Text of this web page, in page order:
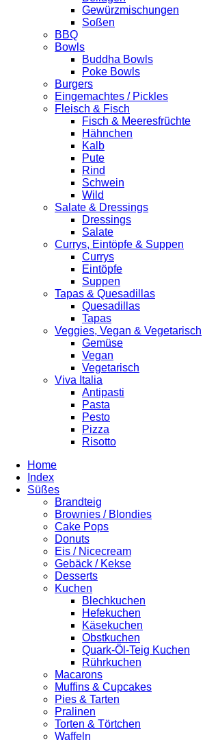
Gewürzmischungen
Soßen
BBQ
Bowls
Buddha Bowls
Poke Bowls
Burgers
Eingemachtes / Pickles
Fleisch & Fisch
Fisch & Meeresfrüchte
Hähnchen
Kalb
Pute
Rind
Schwein
Wild
Salate & Dressings
Dressings
Salate
Currys, Eintöpfe & Suppen
Currys
Eintöpfe
Suppen
Tapas & Quesadillas
Quesadillas
Tapas
Veggies, Vegan & Vegetarisch
Gemüse
Vegan
Vegetarisch
Viva Italia
Antipasti
Pasta
Pesto
Pizza
Risotto
Home
Index
Süßes
Brandteig
Brownies / Blondies
Cake Pops
Donuts
Eis / Nicecream
Gebäck / Kekse
Desserts
Kuchen
Blechkuchen
Hefekuchen
Käsekuchen
Obstkuchen
Quark-Öl-Teig Kuchen
Rührkuchen
Macarons
Muffins & Cupcakes
Pies & Tarten
Pralinen
Torten & Törtchen
Waffeln